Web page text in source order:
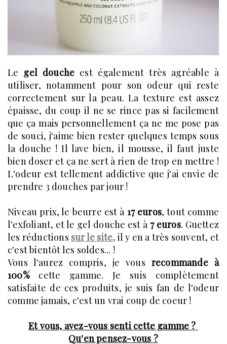
Le gel douche est également très agréable à
utiliser, notamment pour son odeur qui reste
correctement sur la peau. La texture est assez
épaisse, du coup il ne se rince pas si facilement
que ça mais personnellement ça ne me pose pas
de souci, j'aime bien rester quelques temps sous
la douche ! Il lave bien, il mousse, il faut juste
bien doser et ça ne sert à rien de trop en mettre !
L'odeur est tellement addictive que j'ai envie de
prendre 3 douches par jour !
Niveau prix, le beurre est à 17 euros, tout comme
l'exfoliant, et le gel douche est à 7 euros. Guettez
les réductions sur le site, il y en a très souvent, et
c'est bientôt les soldes... !
Vous l'aurez compris, je vous recommande à
100% cette gamme. Je suis complètement
satisfaite de ces produits, je suis fan de l'odeur
comme jamais, c'est un vrai coup de coeur !
Et vous, avez-vous senti cette gamme ?
Qu'en pensez-vous ?